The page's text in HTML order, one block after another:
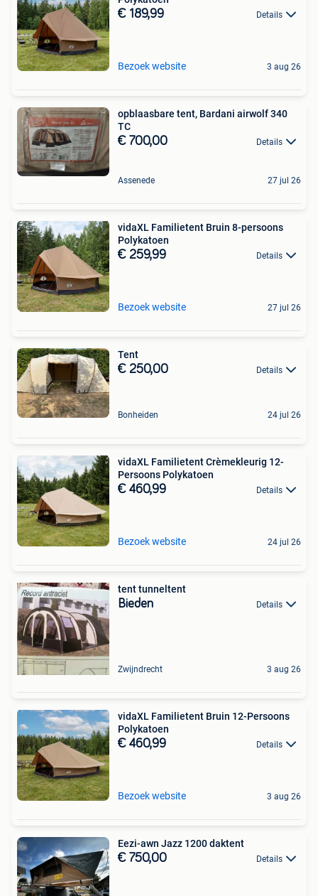
€ 189,99 Details
Bezoek website 3 aug 26
opblaasbare tent, Bardani airwolf 340
TC
€ 700,00 Details
Assenede 27 jul 26
vidaXL Familietent Bruin 8-persoons
Polykatoen
€ 259,99 Details
Bezoek website 27 jul 26
Tent
€ 250,00 Details
Bonheiden 24 jul 26
vidaXL Familietent Crèmekleurig 12-
Persoons Polykatoen
€ 460,99 Details
Bezoek website 24 jul 26
tent tunneltent
Bieden Details
Zwijndrecht 3 aug 26
vidaXL Familietent Bruin 12-Persoons
Polykatoen
€ 460,99 Details
Bezoek website 3 aug 26
Eezi-awn Jazz 1200 daktent
€ 750,00 Details